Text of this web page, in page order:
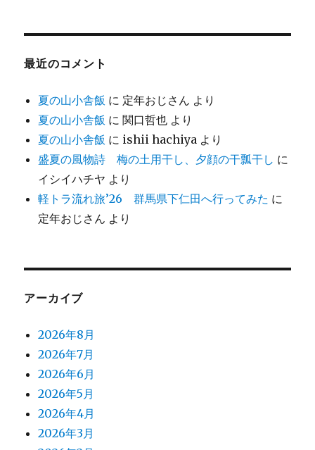
最近のコメント
夏の山小舎飯 に 定年おじさん より
夏の山小舎飯 に関口哲也 より
夏の山小舎飯 に ishii hachiya より
盛夏の風物詩 梅の土用干し、夕顔の干瓢干し に
イシイハチヤ より
軽トラ流れ旅’26 群馬県下仁田へ行ってみた に
定年おじさん より
アーカイブ
2026年8月
2026年7月
2026年6月
2026年5月
2026年4月
2026年3月